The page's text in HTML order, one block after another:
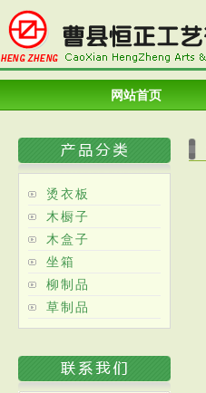
网站首页
烫衣板
木橱子
木盒子
坐箱
柳制品
草制品